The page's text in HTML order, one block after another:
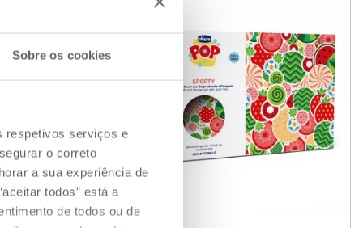
Sobre os cookies
respetivos serviços e
o correto
a sua experiência de
todos” está a
de todos ou de